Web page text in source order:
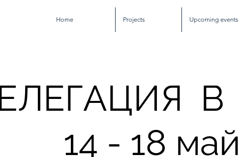
Home Projects Upcoming events
14 - 18 май